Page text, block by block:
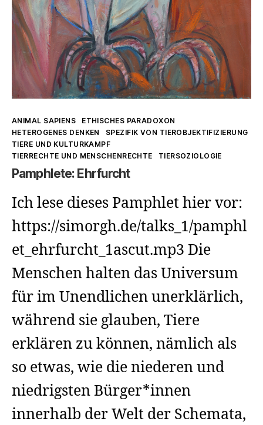
Kategorien
ANIMAL SAPIENS
ETHISCHES PARADOXON
HETEROGENES DENKEN
SPEZIFIK VON TIEROBJEKTIFIZIERUNG
TIERE UND KULTURKAMPF
TIERRECHTE UND MENSCHENRECHTE
TIERSOZIOLOGIE
Pamphlete: Ehrfurcht
Ich lese dieses Pamphlet hier vor:
https://simorgh.de/talks_1/pamphl
et_ehrfurcht_1ascut.mp3 Die
Menschen halten das Universum
für im Unendlichen unerklärlich,
während sie glauben, Tiere
erklären zu können, nämlich als
so etwas, wie die niederen und
niedrigsten Bürger*innen
innerhalb der Welt der Schemata,